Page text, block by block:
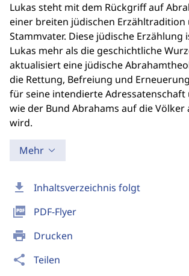
download Inhaltsverzeichnis folgt
picture_as_pdf PDF-Flyer
print Drucken
share Teilen
Lukas steht mit dem Rückgriff auf
einer breiten jüdischen Erzähltradition
Stammvater. Diese jüdische Erzählung
Lukas mehr als die geschichtliche
aktualisiert eine jüdische
die Rettung, Befreiung und
für seine intendierte Adressatenschaft
wie der Bund Abrahams auf die Völker
wird.
Mehr